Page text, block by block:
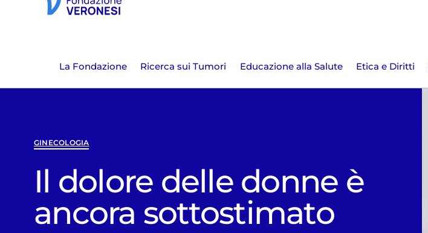
La Fondazione Ricerca sui Tumori Educazione alla Salute Etica e Diritti
GINECOLOGIA
Il dolore delle donne è
ancora sottostimato